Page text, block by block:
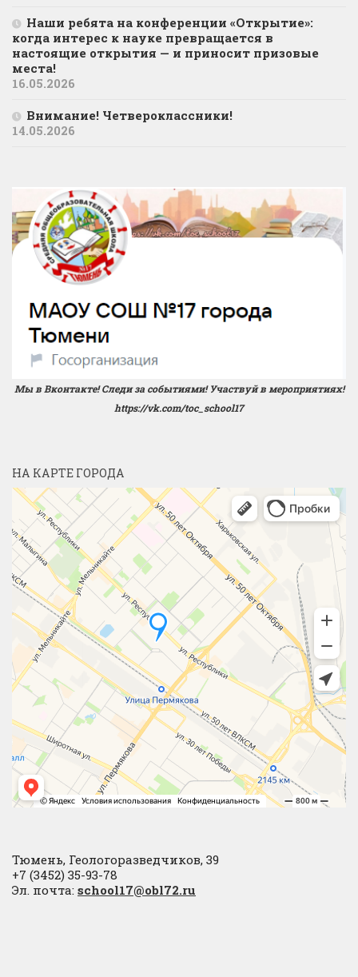
Наши ребята на конференции «Открытие»:
когда интерес к науке превращается в
настоящие открытия — и приносит призовые
места!
16.05.2026
Внимание! Четвероклассники!
14.05.2026
Мы в Вконтакте! Следи за событиями! Участвуй в мероприятиях!
https://vk.com/toc_school17
НА КАРТЕ ГОРОДА
Тюмень, Геологоразведчиков, 39
+7 (3452) 35-93-78
Эл. почта: school17@obl72.ru